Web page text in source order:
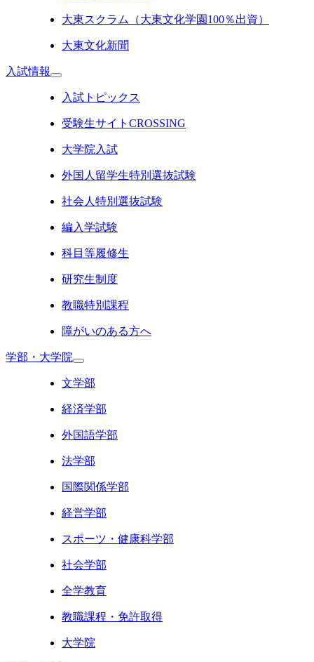
大東スクラム（大東文化学園100％出資）
大東文化新聞
入試情報
入試トピックス
受験生サイトCROSSING
大学院入試
外国人留学生特別選抜試験
社会人特別選抜試験
編入学試験
科目等履修生
研究生制度
教職特別課程
障がいのある方へ
学部・大学院
文学部
経済学部
外国語学部
法学部
国際関係学部
経営学部
スポーツ・健康科学部
社会学部
全学教育
教職課程・免許取得
大学院